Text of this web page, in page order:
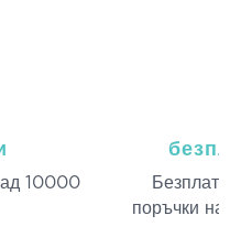
10000
Безплатна
поръчки над